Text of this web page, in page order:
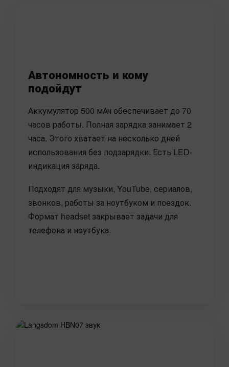
Автономность и кому
подойдут
Аккумулятор 500 мАч обеспечивает до 70
часов работы. Полная зарядка занимает 2
часа. Этого хватает на несколько дней
использования без подзарядки. Есть LED-
индикация заряда.
Подходят для музыки, YouTube, сериалов,
звонков, работы за ноутбуком и поездок.
Формат headset закрывает задачи для
телефона и ноутбука.